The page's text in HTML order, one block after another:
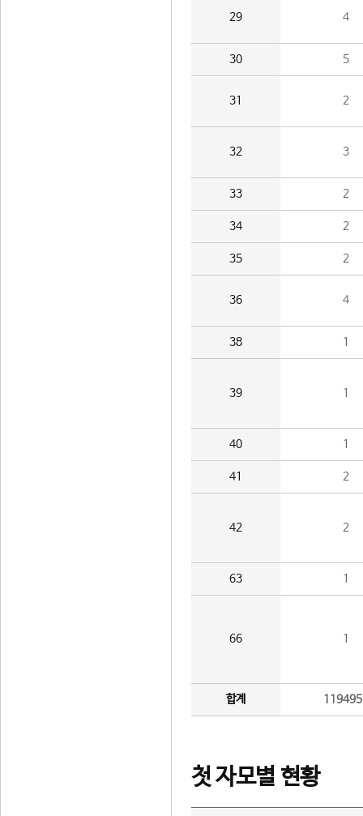
29 4
30 5
31 2
32 3
33 2
34 2
35 2
36 4
38 1
39 1
40 1
41 2
42 2
63 1
66 1
합계
첫 자모별 현황